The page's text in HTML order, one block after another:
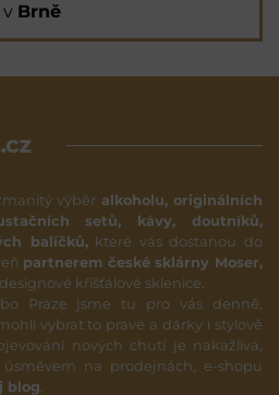
Brně
výběr alkoholu, originálních
setů, kávy, doutníků,
balíčků,které vás dostanou do
partnerem české sklárny Moser,
křišťálové sklenice.
Praze jsme tu pro vás denně,
vybrat to pravé a dárky i stylově
nových chutí je nakažlivá,
na prodejnách, e-shopu
blog.